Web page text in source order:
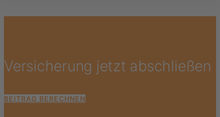
Versicherung jetzt abschließen
BEITRAG BERECHNEN